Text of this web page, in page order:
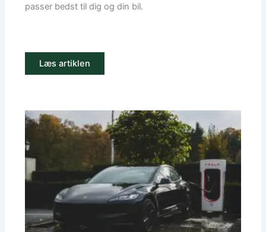
passer bedst til dig og din bil.
Læs artiklen